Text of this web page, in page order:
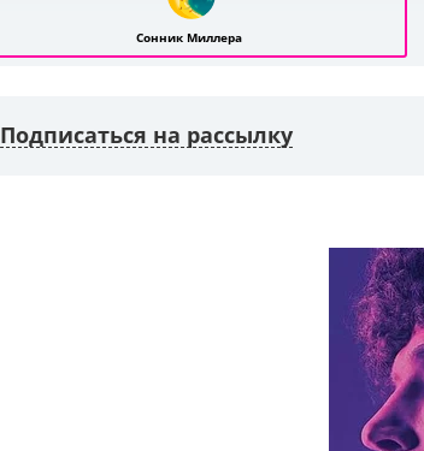
Сонник Миллера
Подписаться на рассылку